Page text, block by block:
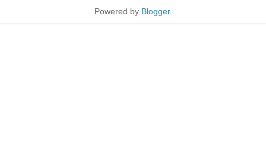
Powered by Blogger.